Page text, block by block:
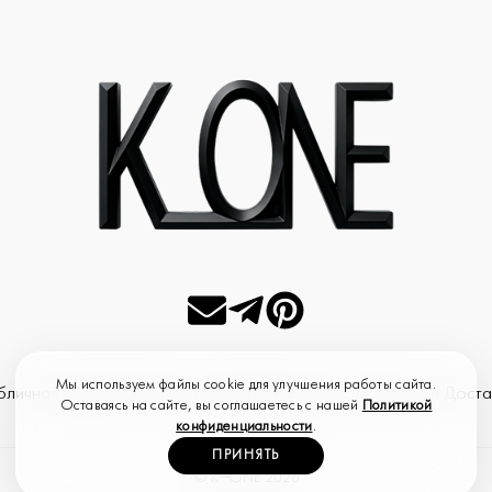
офертаПолитика конфиденциальностиОплата и
© K--ONE2026
Мы используем файлы cookie для улучшения работы сайта.
Оставаясь на сайте, вы соглашаетесь с нашей Политикой
конфиденциальности.
ПРИНЯТЬ